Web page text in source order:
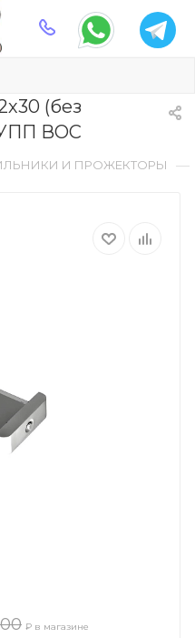
(без
УПП ВОС
И ПРОЖЕКТОРЫ —
₽ в магазине